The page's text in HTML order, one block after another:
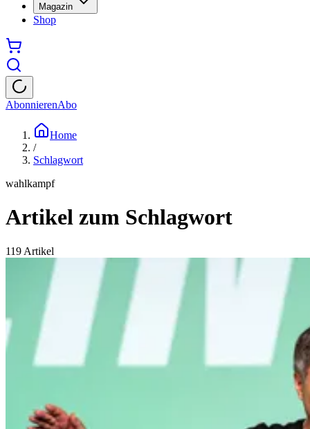
Magazin
Shop
AbonnierenAbo
Home
/
Schlagwort
wahlkampf
Artikel zum Schlagwort
119 Artikel